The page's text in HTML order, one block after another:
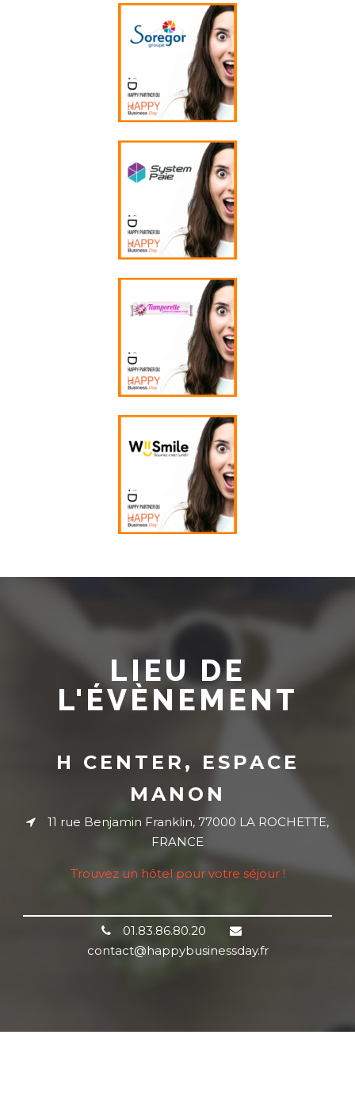
LIEU DE
L'ÉVÈNEMENT
H CENTER, ESPACE
MANON
11 rue Benjamin Franklin, 77000 LA ROCHETTE,
FRANCE
Trouvez un hôtel pour votre séjour !
01.83.86.80.20
contact@happybusinessday.fr